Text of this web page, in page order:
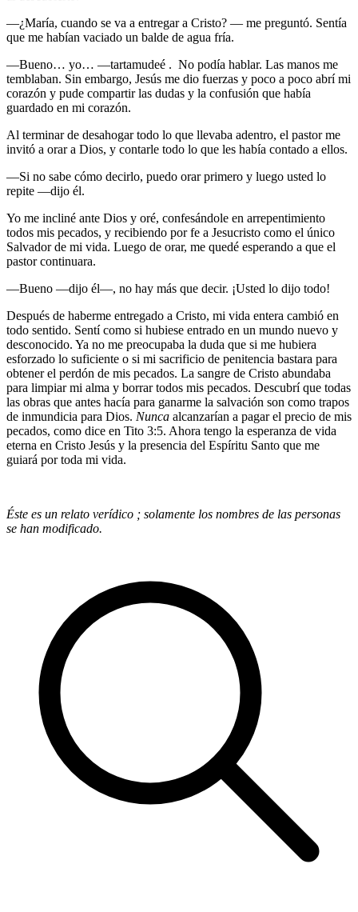
—¿María, cuando se va a entregar a Cristo? — me preguntó. Sentía
que me habían vaciado un balde de agua fría.
—Bueno… yo… —tartamudeé . No podía hablar. Las manos me
temblaban. Sin embargo, Jesús me dio fuerzas y poco a poco abrí mi
corazón y pude compartir las dudas y la confusión que había
guardado en mi corazón.
Al terminar de desahogar todo lo que llevaba adentro, el pastor me
invitó a orar a Dios, y contarle todo lo que les había contado a ellos.
—Si no sabe cómo decirlo, puedo orar primero y luego usted lo
repite —dijo él.
Yo me incliné ante Dios y oré, confesándole en arrepentimiento
todos mis pecados, y recibiendo por fe a Jesucristo como el único
Salvador de mi vida. Luego de orar, me quedé esperando a que el
pastor continuara.
—Bueno —dijo él—, no hay más que decir. ¡Usted lo dijo todo!
Después de haberme entregado a Cristo, mi vida entera cambió en
todo sentido. Sentí como si hubiese entrado en un mundo nuevo y
desconocido. Ya no me preocupaba la duda que si me hubiera
esforzado lo suficiente o si mi sacrificio de penitencia bastara para
obtener el perdón de mis pecados. La sangre de Cristo abundaba
para limpiar mi alma y borrar todos mis pecados. Descubrí que todas
las obras que antes hacía para ganarme la salvación son como trapos
de inmundicia para Dios. Nunca alcanzarían a pagar el precio de mis
pecados, como dice en Tito 3:5. Ahora tengo la esperanza de vida
eterna en Cristo Jesús y la presencia del Espíritu Santo que me
guiará por toda mi vida.
Éste es un relato verídico ; solamente los nombres de las personas
se han modificado.